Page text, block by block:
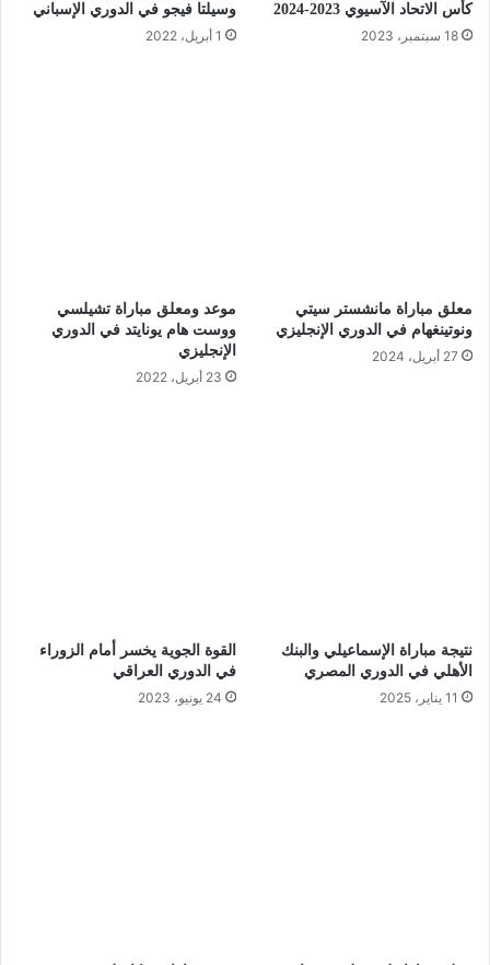
كأس الاتحاد الآسيوي 2023-2024
18 سبتمبر، 2023
وسيلتا فيجو في الدوري الإسباني
1 أبريل، 2022
معلق مباراة مانشستر سيتي
ونوتينغهام في الدوري الإنجليزي
27 أبريل، 2024
موعد ومعلق مباراة تشيلسي
ووست هام يونايتد في الدوري
الإنجليزي
23 أبريل، 2022
نتيجة مباراة الإسماعيلي والبنك
الأهلي في الدوري المصري
11 يناير، 2025
القوة الجوية يخسر أمام الزوراء
في الدوري العراقي
24 يونيو، 2023